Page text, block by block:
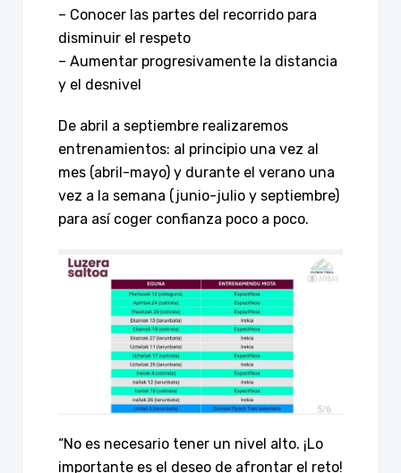
– Conocer las partes del recorrido para
disminuir el respeto
– Aumentar progresivamente la distancia
y el desnivel
De abril a septiembre realizaremos
entrenamientos: al principio una vez al
mes (abril-mayo) y durante el verano una
vez a la semana (junio-julio y septiembre)
para así coger confianza poco a poco.
“No es necesario tener un nivel alto. ¡Lo
importante es el deseo de afrontar el reto!